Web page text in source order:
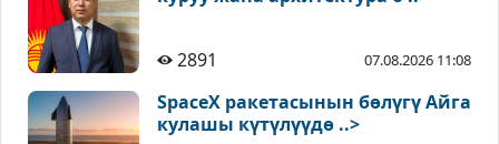
2891 07.08.2026 11:08
SpaceX ракетасынын бөлүгү Айга
кулашы күтүлүүдө ..>